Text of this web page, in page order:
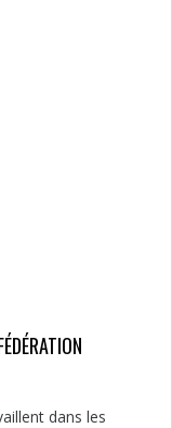
dans les